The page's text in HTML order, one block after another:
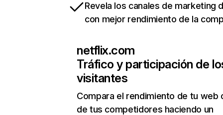
Revela los canales de marketing
con mejor rendimiento de la
netflix.com
Tráfico y participación de
visitantes
Compara el rendimiento de tu web
de tus competidores haciendo un